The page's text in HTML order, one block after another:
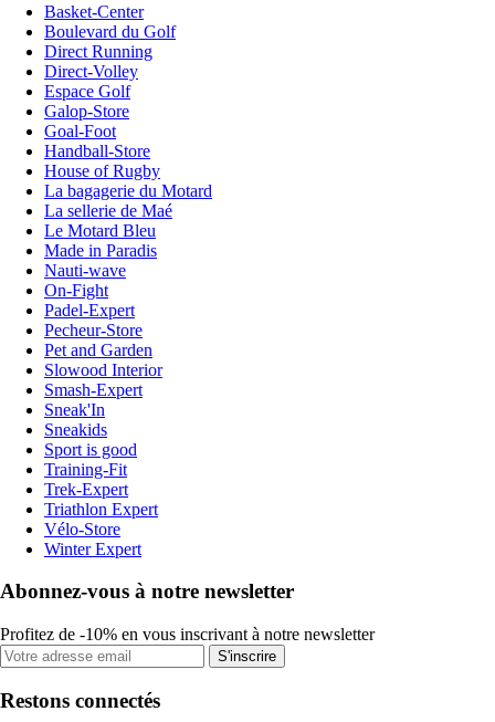
Basket-Center
Boulevard du Golf
Direct Running
Direct-Volley
Espace Golf
Galop-Store
Goal-Foot
Handball-Store
House of Rugby
La bagagerie du Motard
La sellerie de Maé
Le Motard Bleu
Made in Paradis
Nauti-wave
On-Fight
Padel-Expert
Pecheur-Store
Pet and Garden
Slowood Interior
Smash-Expert
Sneak'In
Sneakids
Sport is good
Training-Fit
Trek-Expert
Triathlon Expert
Vélo-Store
Winter Expert
Abonnez-vous à notre newsletter
Profitez de -10% en vous inscrivant à notre newsletter
S'inscrire
Restons connectés